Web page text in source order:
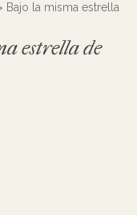
Bajo la misma estrella
estrella de